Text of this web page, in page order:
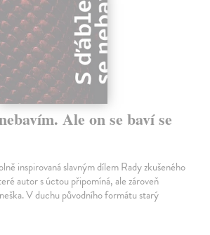
Ale on se baví se
inspirovaná slavným dílem Rady zkušeného
autor s úctou připomíná, ale zároveň
V duchu původního formátu starý